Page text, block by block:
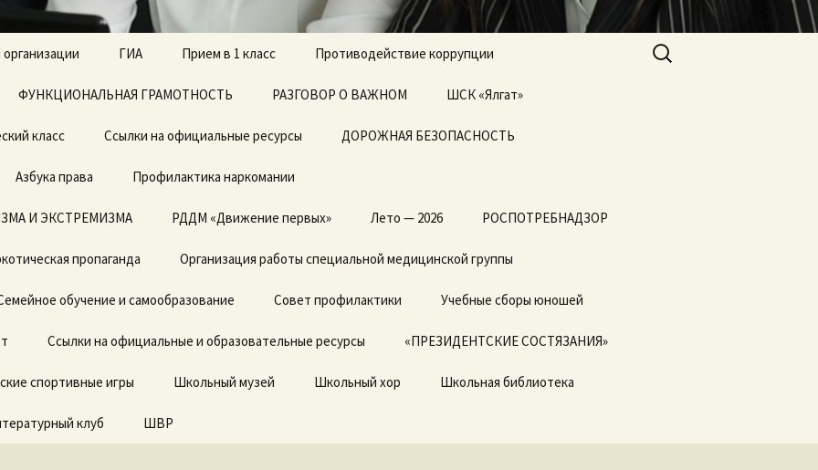
акты
о результатах
самообследования
Предписания органов,
об исполнении
предписаний
Государственные
ГИА
ЕГЭ
ОГЭ
Прием в 1 класс
Архив документов в 1
Противодействие коррупции
ФУНКЦИОНАЛЬНАЯ ГРАМОТНОСТЬ РАЗГОВОР О ВАЖНОМ ШСК «Ялгат»
Всероссийские
класс Ссылки на официальные ресурсы ДОРОЖНАЯ БЕЗОПАСНОСТЬ
Азбука права Профилактика наркомании
И ЭКСТРЕМИЗМА РДДМ «Движение первых» Лето — 2026 РОСПОТРЕБНАДЗОР
пропаганда Организация работы специальной медицинской группы
обучение и самообразование Совет профилактики Учебные сборы юношей
Ссылки на официальные и образовательные ресурсы «ПРЕЗИДЕНТСКИЕ СОСТЯЗАНИЯ»
спортивные игры Школьный музей Школьный хор Школьная библиотека
клуб ШВР
Найти: